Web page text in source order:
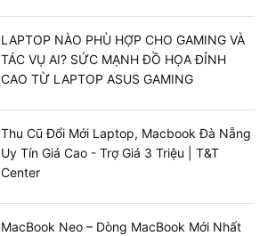
LAPTOP NÀO PHÙ HỢP CHO GAMING VÀ
TÁC VỤ AI? SỨC MẠNH ĐỒ HỌA ĐỈNH
CAO TỪ LAPTOP ASUS GAMING
Thu Cũ Đổi Mới Laptop, Macbook Đà Nẵng
Uy Tín Giá Cao - Trợ Giá 3 Triệu | T&T
Center
MacBook Neo – Dòng MacBook Mới Nhất